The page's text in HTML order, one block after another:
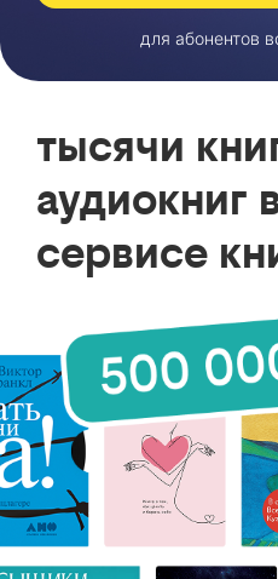
для абонентов
тысячи
аудиокниг
сервисе